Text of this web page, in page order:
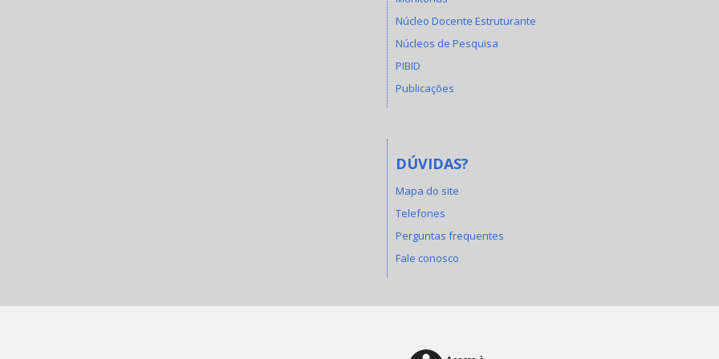
Núcleo Docente Estruturante
Núcleos de Pesquisa
PIBID
Publicações
DÚVIDAS?
Mapa do site
Telefones
Perguntas frequentes
Fale conosco